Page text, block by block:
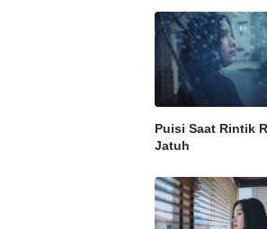
Puisi Saat Rintik
Jatuh